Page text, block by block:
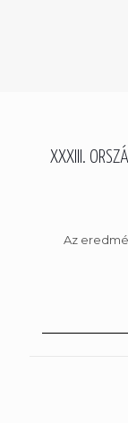
XXXIII.
Az